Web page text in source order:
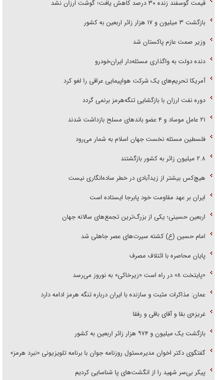
قیمت گوسفند زنده ۳۰ درصد کاهش یافت؛ گوشت ارزان نشد
بازگشت ۳ میلیون و ۱۷ هزار زائر اربعین به کشور
وزیر صمت عازم پاکستان شد
دنده دولت به واگذاری مسئله‌دار ایران‌خودرو
آمریکا تحریم‌های یک شرکت هواپیمایی عراقی را لغو کرد
دوره نفت ارزان با بازگشایی تنگه‌هرمز برنمی گردد
۲۱ عامل موساد و ۴ عضو باند‌های مسلح بازداشت شدند
فلسطین مسئله نخست جهان اسلام به شمار می‌رود
۲.۸ میلیون زائر به کشور بازگشتند
هیچ‌کس بیشتر از زیدآبادی در خطر ساده‌انگاری نیست
ایران بر عهد مقاومت خود پابرجا ایستاده است
اربعین حسینی؛ یکی از بزرگ‌ترین تجمع‌های سالانه جهان
امام حسین (ع) کشته سیرت‌های عصر جاهلی شد
پایان محاصره با ائتلاف مصرف
«پایتخت ۸» در راه است «زیرخاکی» به نوروز می‌رسد
عمان: مذاکرات مثبت و سازنده با ایران درباره تنگه هرمز ادامه دارد
غریزه‌ی بقا و آقای باقی و رفقا
بازگشت یک میلیون و ۹۷۴ هزار زائر اربعین به کشور
گفتگوی دکتر اخوان مدیرمسئول روزنامه جوان با برنامه تلویزیونی «نبرد هرمز»
پیکر بی‌سر شهید را از انگشت‌های پا شناسایی کردیم